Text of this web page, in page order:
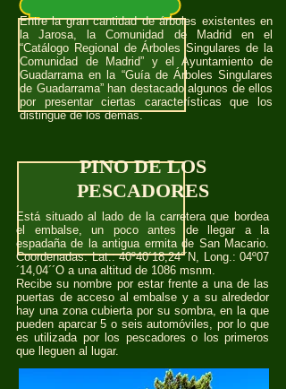
Entre la gran cantidad de árboles existentes en
la Jarosa, la Comunidad de Madrid en el
“Catálogo Regional de Árboles Singulares de la
Comunidad de Madrid” y el Ayuntamiento de
Guadarrama en la “Guía de Árboles Singulares
de Guadarrama” han destacado algunos de ellos
por presentar ciertas características que los
distingue de los demás.
PINO DE LOS
PESCADORES
Está situado al lado de la carretera que bordea
el embalse, un poco antes de llegar a la
espadaña de la antigua ermita de San Macario.
Coordenadas: Lat.: 40º40´18,24´´N, Long.: 04º07
´14,04´´O a una altitud de 1086 msnm.
Recibe su nombre por estar frente a una de las
puertas de acceso al embalse y a su alrededor
hay una zona cubierta por su sombra, en la que
pueden aparcar 5 o seis automóviles, por lo que
es utilizada por los pescadores o los primeros
que lleguen al lugar.